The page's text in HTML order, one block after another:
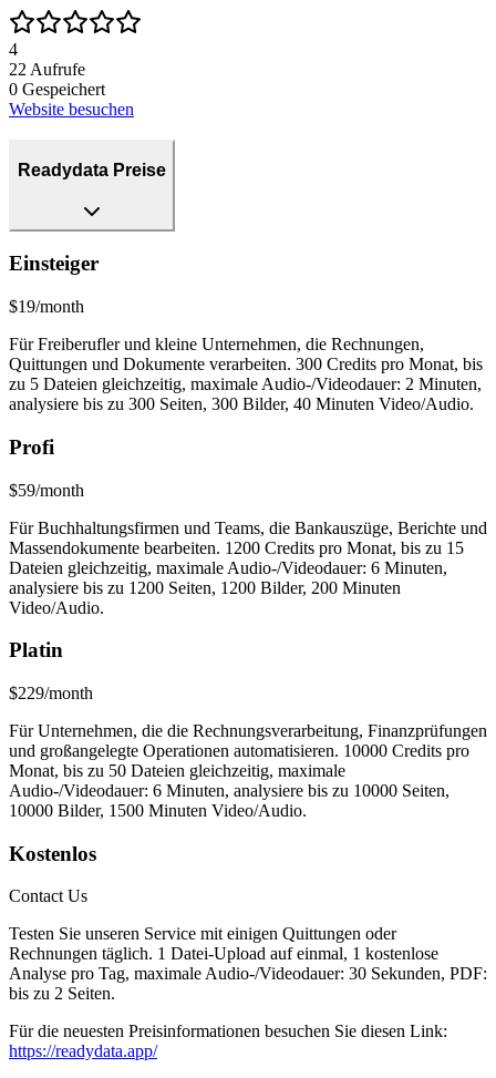
4
22 Aufrufe
0 Gespeichert
Website besuchen
Readydata Preise
Einsteiger
$19/month
Für Freiberufler und kleine Unternehmen, die Rechnungen,
Quittungen und Dokumente verarbeiten. 300 Credits pro Monat, bis
zu 5 Dateien gleichzeitig, maximale Audio-/Videodauer: 2 Minuten,
analysiere bis zu 300 Seiten, 300 Bilder, 40 Minuten Video/Audio.
Profi
$59/month
Für Buchhaltungsfirmen und Teams, die Bankauszüge, Berichte und
Massendokumente bearbeiten. 1200 Credits pro Monat, bis zu 15
Dateien gleichzeitig, maximale Audio-/Videodauer: 6 Minuten,
analysiere bis zu 1200 Seiten, 1200 Bilder, 200 Minuten
Video/Audio.
Platin
$229/month
Für Unternehmen, die die Rechnungsverarbeitung, Finanzprüfungen
und großangelegte Operationen automatisieren. 10000 Credits pro
Monat, bis zu 50 Dateien gleichzeitig, maximale
Audio-/Videodauer: 6 Minuten, analysiere bis zu 10000 Seiten,
10000 Bilder, 1500 Minuten Video/Audio.
Kostenlos
Contact Us
Testen Sie unseren Service mit einigen Quittungen oder
Rechnungen täglich. 1 Datei-Upload auf einmal, 1 kostenlose
Analyse pro Tag, maximale Audio-/Videodauer: 30 Sekunden, PDF:
bis zu 2 Seiten.
Für die neuesten Preisinformationen besuchen Sie diesen Link:
https://readydata.app/